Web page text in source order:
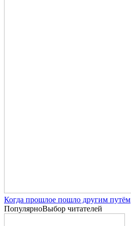
Когда прошлое пошло другим путём
ПопулярноВыбор читателей